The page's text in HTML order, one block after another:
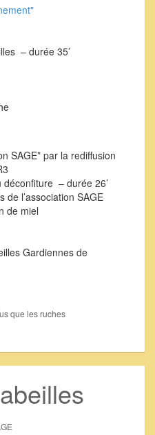
– durée 35’
SAGE* par la rediffusion
– durée 26’
de l’association SAGE
de miel
Gardiennes de
que les ruches